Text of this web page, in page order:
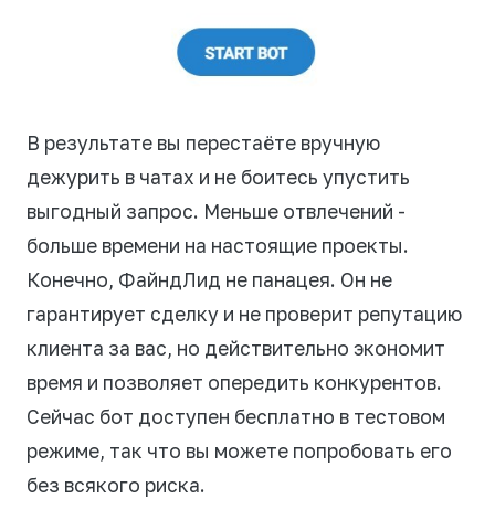
В результате вы перестаёте вручную
дежурить в чатах и не боитесь упустить
выгодный запрос. Меньше отвлечений -
больше времени на настоящие проекты.
Конечно, ФайндЛид не панацея. Он не
гарантирует сделку и не проверит репутацию
клиента за вас, но действительно экономит
время и позволяет опередить конкурентов.
Сейчас бот доступен бесплатно в тестовом
режиме, так что вы можете попробовать его
без всякого риска.